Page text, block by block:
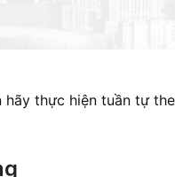
thực hiện tuần tự